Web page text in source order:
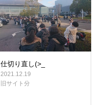
仕切り直し(>_
2021.12.19
旧サイト分